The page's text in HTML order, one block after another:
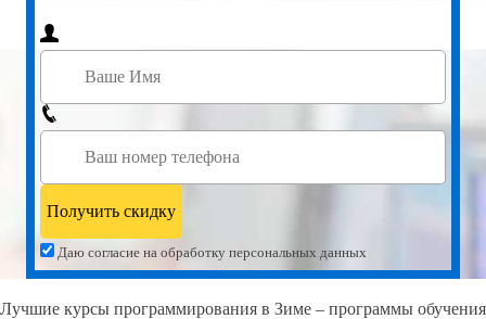
Даю согласие на обработку персональных данных
Лучшие курсы программирования в Зиме – программы обучения